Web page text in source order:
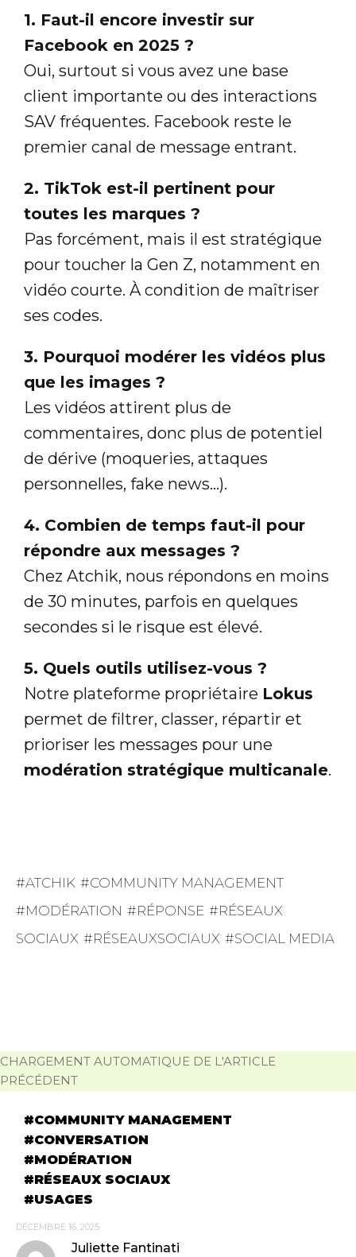
1. Faut-il encore investir sur
Facebook en 2025 ?
Oui, surtout si vous avez une base
client importante ou des interactions
SAV fréquentes. Facebook reste le
premier canal de message entrant.
2. TikTok est-il pertinent pour
toutes les marques ?
Pas forcément, mais il est stratégique
pour toucher la Gen Z, notamment en
vidéo courte. À condition de maîtriser
ses codes.
3. Pourquoi modérer les vidéos plus
que les images ?
Les vidéos attirent plus de
commentaires, donc plus de potentiel
de dérive (moqueries, attaques
personnelles, fake news…).
4. Combien de temps faut-il pour
répondre aux messages ?
Chez Atchik, nous répondons en moins
de 30 minutes, parfois en quelques
secondes si le risque est élevé.
5. Quels outils utilisez-vous ?
Notre plateforme propriétaire Lokus
permet de filtrer, classer, répartir et
prioriser les messages pour une
modération stratégique multicanale.
ATCHIK
COMMUNITY MANAGEMENT
MODÉRATION
RÉPONSE
RÉSEAUX
SOCIAUX
RÉSEAUXSOCIAUX SOCIAL MEDIA
CHARGEMENT AUTOMATIQUE DE L'ARTICLE
PRÉCÉDENT
COMMUNITY MANAGEMENT
CONVERSATION
MODÉRATION
RÉSEAUX SOCIAUX
USAGES
DÉCEMBRE 16, 2025
Juliette Fantinati